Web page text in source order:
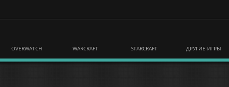
OVERWATCH WARCRAFT STARCRAFT ДРУГИЕ ИГРЫ